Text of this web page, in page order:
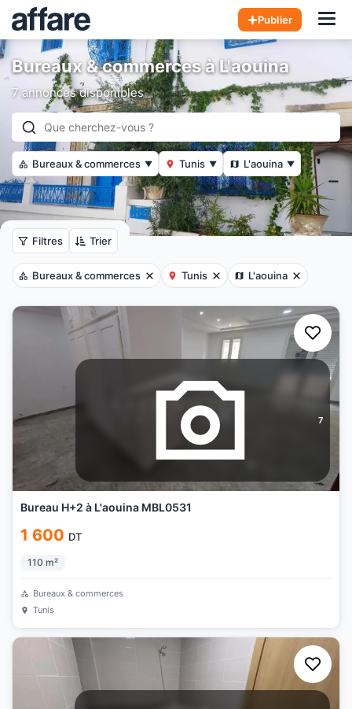
Publier
Bureaux & commerces à L'aouina
7 annonces disponibles
Bureaux & commerces ▼ Tunis ▼ L'aouina ▼
Filtres Trier
Bureaux & commerces Tunis L'aouina
7
Bureau H+2 à L'aouina MBL0531
1 600 DT
110 m²
Bureaux & commerces
Tunis